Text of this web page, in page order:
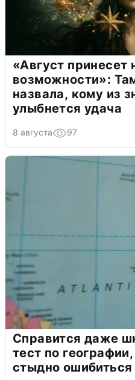
«Август принесет
возможности»:
назвала, кому из
улыбнется удача
8 августа 97
Справится даже
тест по
стыдно ошибиться